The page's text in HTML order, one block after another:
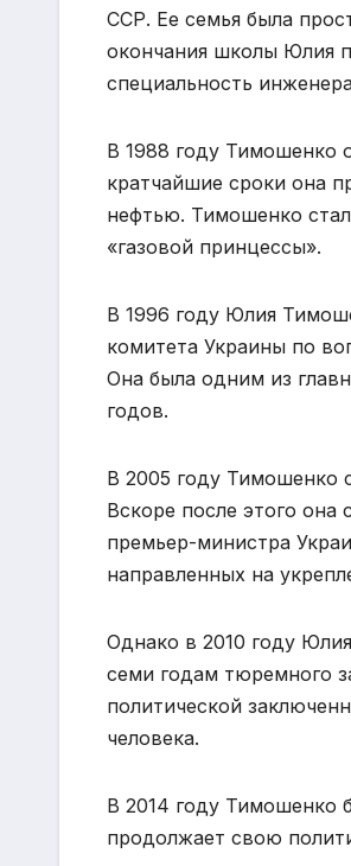
ССР. Ее семья была
окончания школы Юлия
специальность
В 1988 году Тимошенко
кратчайшие сроки она
нефтью. Тимошенко
«газовой принцессы».
В 1996 году Юлия
комитета Украины по
Она была одним из
годов.
В 2005 году Тимошенко
Вскоре после этого
премьер-министра
направленных на
Однако в 2010 году
семи годам тюремного
политической
человека.
В 2014 году Тимошенко
продолжает свою